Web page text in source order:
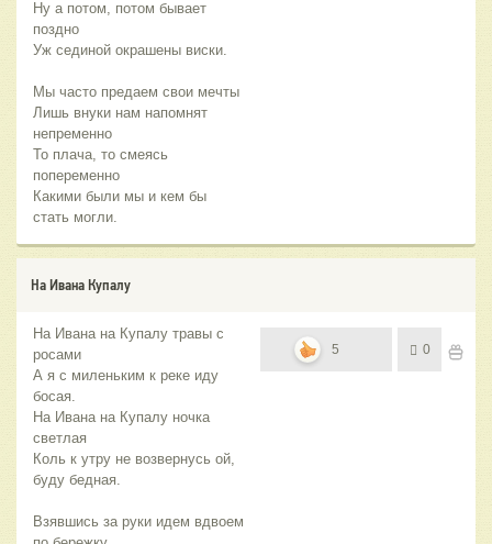
Ну а потом, потом бывает
поздно
Уж сединой окрашены виски.
Мы часто предаем свои мечты
Лишь внуки нам напомнят
непременно
То плача, то смеясь
попеременно
Какими были мы и кем бы
стать могли.
На Ивана Купалу
На Ивана на Купалу травы с
росами
А я с миленьким к реке иду
босая.
На Ивана на Купалу ночка
светлая
Коль к утру не возвернусь ой,
буду бедная.
Взявшись за руки идем вдвоем
5 0